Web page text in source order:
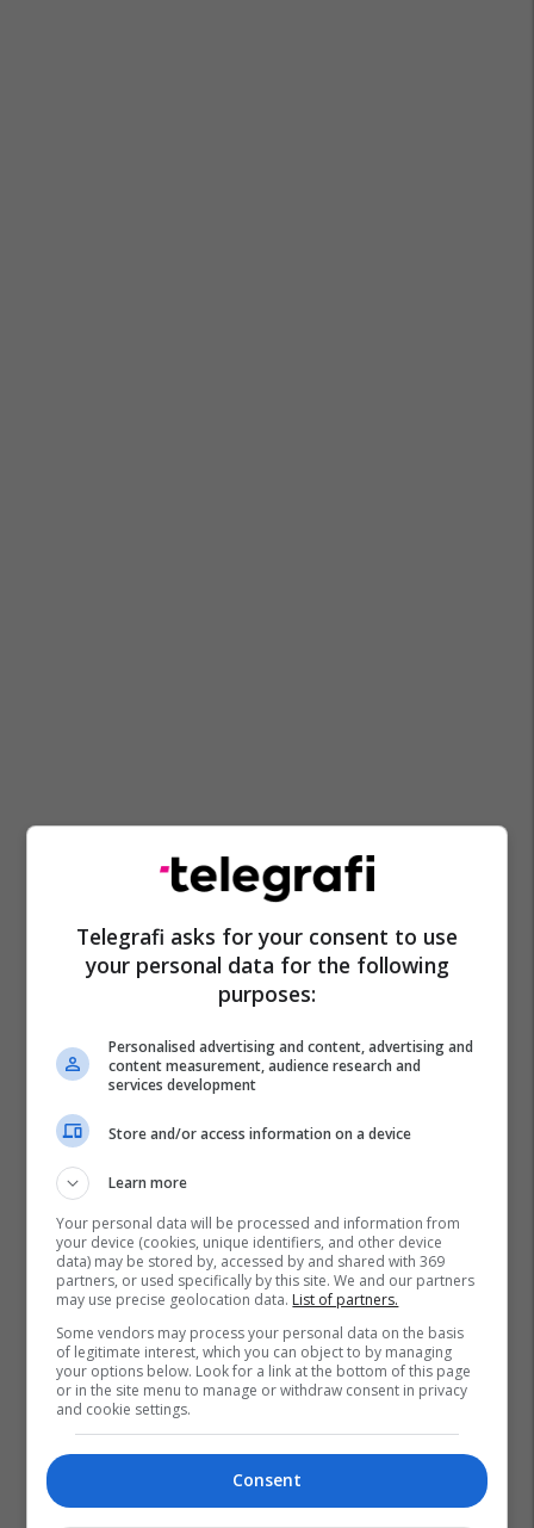
Telegrafi asks for your consent to use
your personal data for the following
purposes:
Personalised advertising and content, advertising and
content measurement, audience research and
services development
Store and/or access information on a device
Learn more
Your personal data will be processed and information from
your device (cookies, unique identifiers, and other device
data) may be stored by, accessed by and shared with 369
partners, or used specifically by this site. We and our partners
may use precise geolocation data. List of partners.
Some vendors may process your personal data on the basis
of legitimate interest, which you can object to by managing
your options below. Look for a link at the bottom of this page
or in the site menu to manage or withdraw consent in privacy
and cookie settings.
Consent